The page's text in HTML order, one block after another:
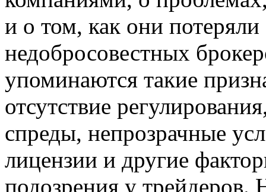
и о том, как они потеряли
недобросовестных
упоминаются такие
отсутствие
спреды, непрозрачные
лицензии и другие
подозрения у трейдеров.